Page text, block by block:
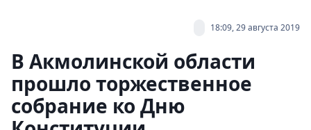
18:09, 29 августа 2019
В Акмолинской области
прошло торжественное
собрание ко Дню